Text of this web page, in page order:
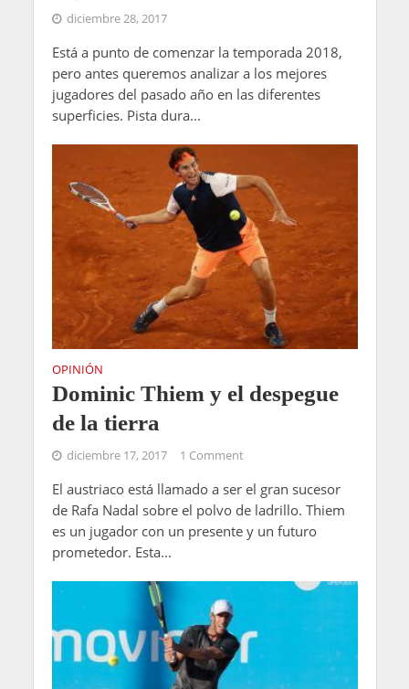
diciembre 28, 2017
Está a punto de comenzar la temporada 2018,
pero antes queremos analizar a los mejores
jugadores del pasado año en las diferentes
superficies. Pista dura...
OPINIÓN
Dominic Thiem y el despegue
de la tierra
diciembre 17, 2017 1 Comment
El austriaco está llamado a ser el gran sucesor
de Rafa Nadal sobre el polvo de ladrillo. Thiem
es un jugador con un presente y un futuro
prometedor. Esta...